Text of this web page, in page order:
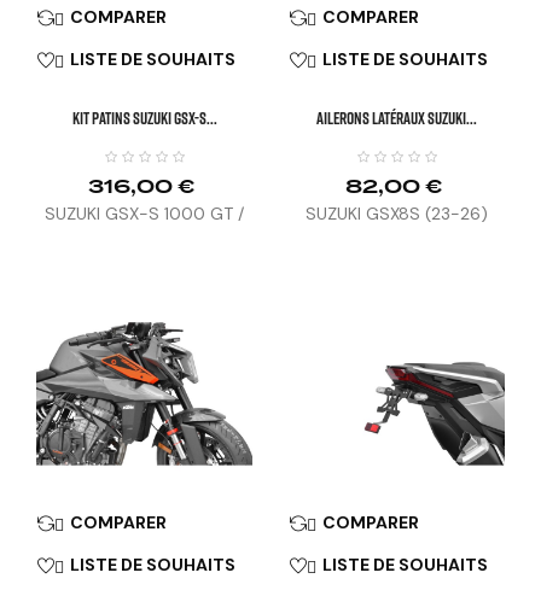
 COMPARER
 LISTE DE SOUHAITS
KIT PATINS SUZUKI GSX-S...
316,00 €
SUZUKI GSX-S 1000 GT /
 COMPARER
 LISTE DE SOUHAITS
Ailerons Latéraux SUZUKI...
82,00 €
SUZUKI GSX8S (23-26)
 COMPARER
 LISTE DE SOUHAITS
 COMPARER
 LISTE DE SOUHAITS